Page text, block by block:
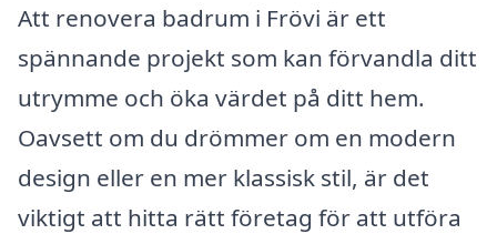
Att renovera badrum i Frövi är ett
spännande projekt som kan förvandla ditt
utrymme och öka värdet på ditt hem.
Oavsett om du drömmer om en modern
design eller en mer klassisk stil, är det
viktigt att hitta rätt företag för att utföra